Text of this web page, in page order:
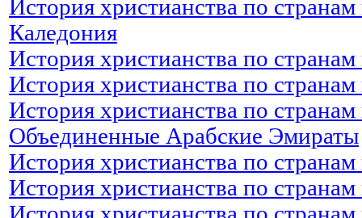
История христианства по
Каледония
История христианства по
История христианства по
История христианства по
Объединенные Арабские Эмираты
История христианства по
История христианства по